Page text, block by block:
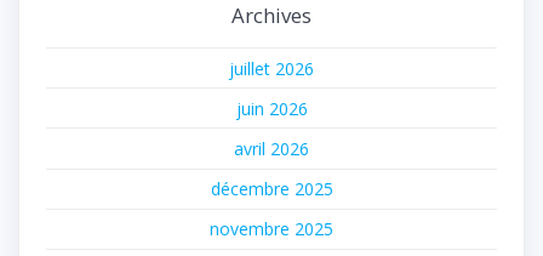
Archives
juillet 2026
juin 2026
avril 2026
décembre 2025
novembre 2025